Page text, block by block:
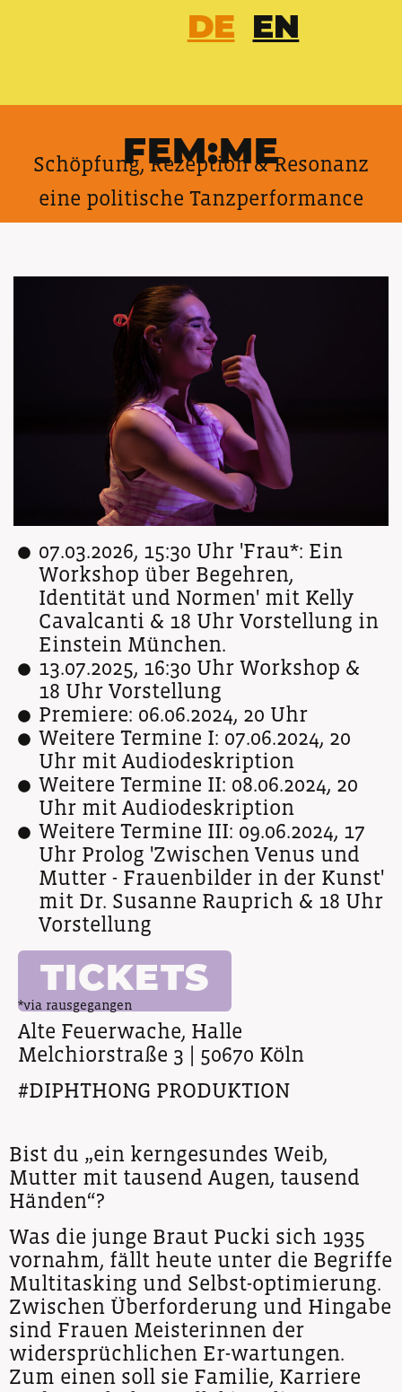
DE EN
FEM:ME
Schöpfung, Rezeption & Resonanz
eine politische Tanzperformance
07.03.2026, 15:30 Uhr 'Frau*: Ein
Workshop über Begehren,
Identität und Normen' mit Kelly
Cavalcanti & 18 Uhr Vorstellung in
Einstein München.
13.07.2025, 16:30 Uhr Workshop &
18 Uhr Vorstellung
Premiere: 06.06.2024, 20 Uhr
Weitere Termine I: 07.06.2024, 20
Uhr mit Audiodeskription
Weitere Termine II: 08.06.2024, 20
Uhr mit Audiodeskription
Weitere Termine III: 09.06.2024, 17
Uhr Prolog 'Zwischen Venus und
Mutter - Frauenbilder in der Kunst'
mit Dr. Susanne Rauprich & 18 Uhr
Vorstellung
TICKETS
*via rausgegangen
Alte Feuerwache, Halle
Melchiorstraße 3 | 50670 Köln
#DIPHTHONG PRODUKTION
Bist du „ein kerngesundes Weib,
Mutter mit tausend Augen, tausend
Händen“?
Was die junge Braut Pucki sich 1935
vornahm, fällt heute unter die Begriffe
Multitasking und Selbst-optimierung.
Zwischen Überforderung und Hingabe
sind Frauen Meisterinnen der
widersprüchlichen Er-wartungen.
Zum einen soll sie Familie, Karriere